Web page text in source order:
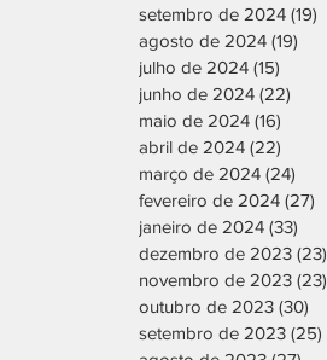
setembro de 2024 (19)
agosto de 2024 (19)
julho de 2024 (15)
junho de 2024 (22)
maio de 2024 (16)
abril de 2024 (22)
março de 2024 (24)
fevereiro de 2024 (27)
janeiro de 2024 (33)
dezembro de 2023 (23)
novembro de 2023 (23)
outubro de 2023 (30)
setembro de 2023 (25)